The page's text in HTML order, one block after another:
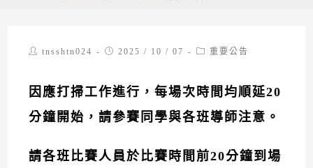
Posttnsshtn024
Post2025 / 10 / 07
Post重要公告
因應打掃工作進行，每場次時間均順延20
分鐘開始，請參賽同學與各班導師注意。
請各班比賽人員於比賽時間前20分鐘到場